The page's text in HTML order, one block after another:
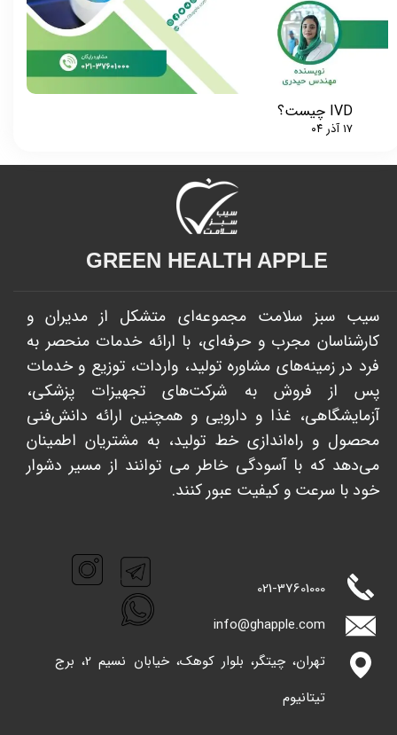
IVD چیست؟
۱۷ آذر ۰۴
GREEN HEALTH APPLE​​​​​​​
سیب سبز سلامت مجموعه‌ای متشکل از مدیران و
کارشناسان مجرب و حرفه‌ای، با ارائه خدمات منحصر به
فرد در زمینه‌های مشاوره تولید، واردات، توزیع و خدمات
پس از فروش به شرکت‌های تجهیزات پزشکی،
آزمایشگاهی، غذا و دارویی و همچنین ارائه دانش‌فنی
محصول و راه‌اندازی خط تولید، به مشتریان اطمینان
می‌دهد که با آسودگی خاطر می توانند از مسیر دشوار
خود با سرعت و کیفیت عبور کنند. ​​​​​​​
021-37601000
info@ghappl​​​​​​​e.com
تهران، چیتگر، بلوار کوهک، خیابان نسیم 2، برج
تیتانیوم